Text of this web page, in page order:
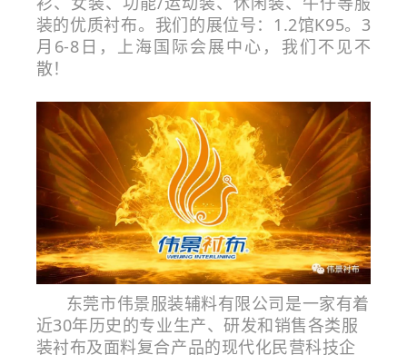
装的优质衬布。 我们的展位号：1.2馆K95。3
月6-8日，上海国际会展中心，我们不见不
散！
东莞市伟景服装辅料有限公司是一家有着
近30年历史的专业生产、研发和销售各类服
装衬布及面料复合产品的现代化民营科技企